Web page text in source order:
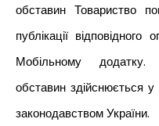
обставин Товариство
публікації
Мобільному додатку.
обставин здійснюється
законодавством України.